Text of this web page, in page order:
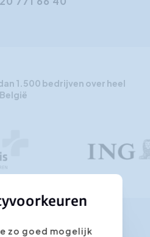
1.500 bedrijven over heel
België
zo goed mogelijk